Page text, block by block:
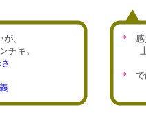
、
キ。
* 感
上
* で